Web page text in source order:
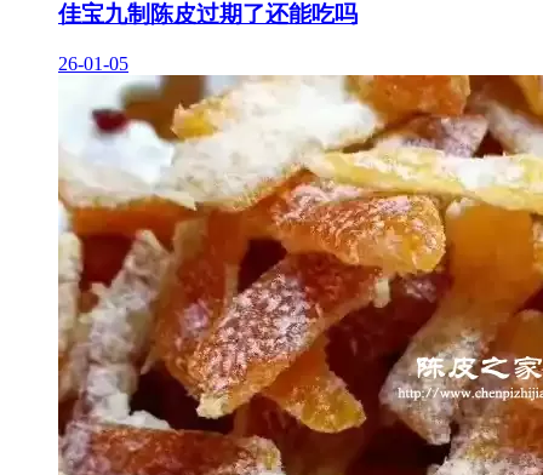
佳宝九制陈皮过期了还能吃吗
26-01-05